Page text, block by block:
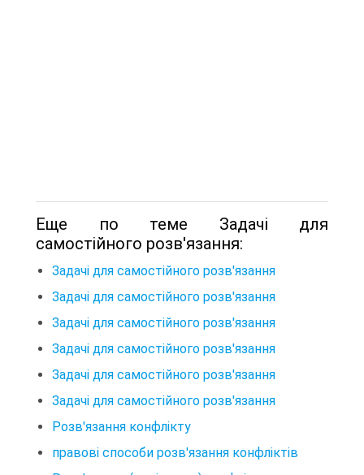
Еще по теме Задачі для
самостійного розв'язання:
Задачі для самостійного розв'язання
Задачі для самостійного розв'язання
Задачі для самостійного розв'язання
Задачі для самостійного розв'язання
Задачі для самостійного розв'язання
Задачі для самостійного розв'язання
Розв'язання конфлікту
правові способи розв'язання конфліктів